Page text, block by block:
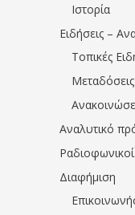
Ιστορία
Ειδήσεις –
Τοπικές
Μεταδόσεις
Αναλυτικό
Διαφήμιση